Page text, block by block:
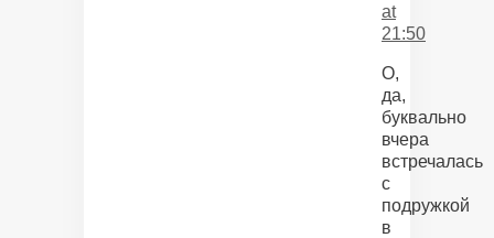
at
21:50
О,
да,
буквально
вчера
встречалась
с
подружкой
в